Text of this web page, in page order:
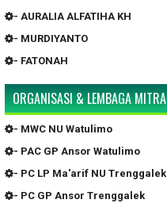
- AURALIA ALFATIHA KH
- MURDIYANTO
- FATONAH
ORGANISASI & LEMBAGA MITRA
- MWC NU Watulimo
- PAC GP Ansor Watulimo
- PC LP Ma'arif NU Trenggalek
- PC GP Ansor Trenggalek